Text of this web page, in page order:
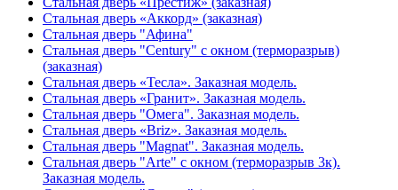
Стальная дверь «Аккорд» (заказная)
Стальная дверь "Афина"
Стальная дверь "Century" с окном (терморазрыв)
(заказная)
Стальная дверь «Тесла». Заказная модель.
Стальная дверь «Гранит». Заказная модель.
Стальная дверь "Омега". Заказная модель.
Стальная дверь «Briz». Заказная модель.
Стальная дверь "Magnat". Заказная модель.
Стальная дверь "Arte" с окном (терморазрыв 3к).
Заказная модель.